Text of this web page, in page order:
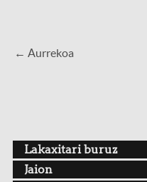
← Aurrekoa
Lakaxitari buruz
Jaion